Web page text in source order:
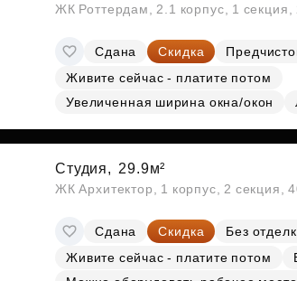
ЖК Роттердам, 2.1 корпус, 1
Сдана Скидка
Живите сейчас - платите потом
Увеличенная ширина окна/окон
Студия, 29.9м²
ЖК Архитектор, 1 корпус, 2 секция,
Сдана Скидка
Без
Живите сейчас - платите потом